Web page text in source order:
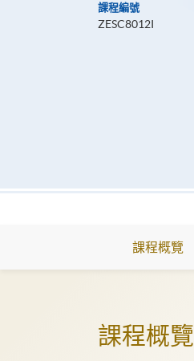
課程編號
ZESC8012I
課程概覽
課程概覽